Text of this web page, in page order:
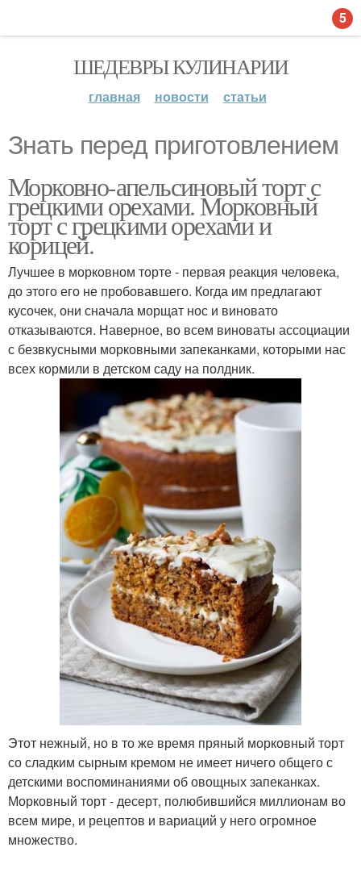
ШЕДЕВРЫ КУЛИНАРИИ
главная новости статьи
Знать перед приготовлением
Морковно-апельсиновый торт с
грецкими орехами. Морковный
торт с грецкими орехами и
корицей.
Лучшее в морковном торте - первая реакция человека,
до этого его не пробовавшего. Когда им предлагают
кусочек, они сначала морщат нос и виновато
отказываются. Наверное, во всем виноваты ассоциации
с безвкусными морковными запеканками, которыми нас
всех кормили в детском саду на полдник.
Этот нежный, но в то же время пряный морковный торт
со сладким сырным кремом не имеет ничего общего с
детскими воспоминаниями об овощных запеканках.
Морковный торт - десерт, полюбившийся миллионам во
всем мире, и рецептов и вариаций у него огромное
множество.
5